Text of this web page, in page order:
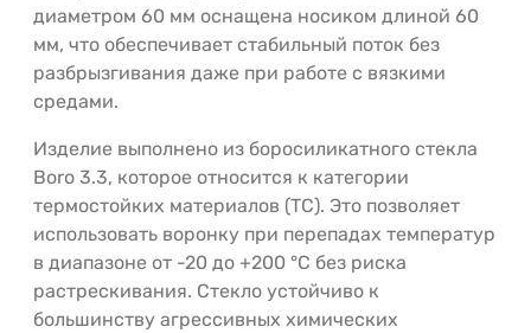
диаметром 60 мм оснащена носиком длиной 60
мм, что обеспечивает стабильный поток без
разбрызгивания даже при работе с вязкими
средами.
Изделие выполнено из боросиликатного стекла
Boro 3.3, которое относится к категории
термостойких материалов (ТС). Это позволяет
использовать воронку при перепадах температур
в диапазоне от -20 до +200 °C без риска
растрескивания. Стекло устойчиво к
большинству агрессивных химических